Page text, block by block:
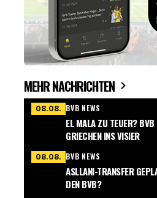
MEHR NACHRICHTEN
08.08. BVB NEWS
EL MALA ZU TEUER?
GRIECHEN INS VISIER
08.08. BVB NEWS
ASLLANI-TRANSFER
DEN BVB?